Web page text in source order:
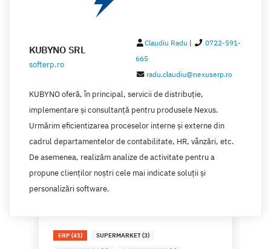
KUBYNO SRL
softerp.ro
Claudiu Radu |
0722-591-
665
radu.claudiu@nexuserp.ro
KUBYNO oferă, în principal, servicii de distribuție,
implementare și consultanță pentru produsele Nexus.
Urmărim eficientizarea proceselor interne și externe din
cadrul departamentelor de contabilitate, HR, vânzări, etc.
De asemenea, realizăm analize de activitate pentru a
propune clienților noștri cele mai indicate soluții și
personalizări software.
ERP (41)
SUPERMARKET (3)